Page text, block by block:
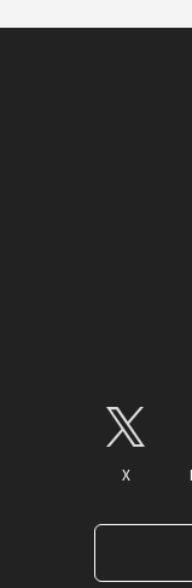
X